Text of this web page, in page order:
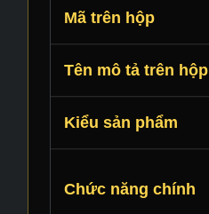
Mã trên hộp
Tên mô tả trên hộp
Kiểu sản phẩm
Chức năng chính